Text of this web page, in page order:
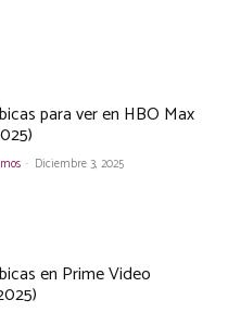
para ver en HBO Max
- Diciembre 3, 2025
en Prime Video